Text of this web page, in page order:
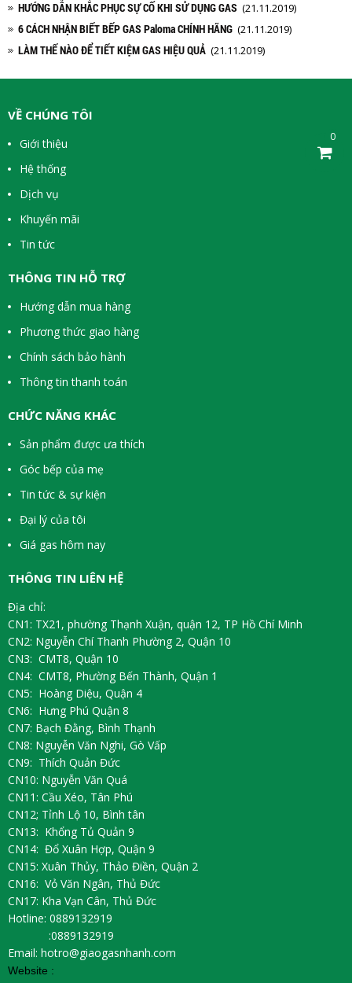
0
HƯỚNG DẪN KHẮC PHỤC SỰ CỐ KHI SỬ DỤNG GAS (21.11.2019)
6 CÁCH NHẬN BIẾT BẾP GAS Paloma CHÍNH HÃNG (21.11.2019)
LÀM THẾ NÀO ĐỂ TIẾT KIỆM GAS HIỆU QUẢ (21.11.2019)
VỀ CHÚNG TÔI
Giới thiệu
Hệ thống
Dịch vụ
Khuyến mãi
Tin tức
THÔNG TIN HỖ TRỢ
Hướng dẫn mua hàng
Phương thức giao hàng
Chính sách bảo hành
Thông tin thanh toán
CHỨC NĂNG KHÁC
Sản phẩm được ưa thích
Góc bếp của mẹ
Tin tức & sự kiện
Đại lý của tôi
Giá gas hôm nay
THÔNG TIN LIÊN HỆ
Địa chỉ:
CN1: TX21, phường Thạnh Xuận, quận 12, TP Hồ Chí Minh
CN2: Nguyễn Chí Thanh Phường 2, Quận 10
CN3: CMT8, Quận 10
CN4: CMT8, Phường Bến Thành, Quận 1
CN5: Hoàng Diệu, Quận 4
CN6: Hưng Phú Quận 8
CN7: Bạch Đằng, Bình Thạnh
CN8: Nguyễn Văn Nghi, Gò Vấp
CN9: Thích Quản Đức
CN10: Nguyễn Văn Quá
CN11: Cầu Xéo, Tân Phú
CN12; Tỉnh Lộ 10, Bình tân
CN13: Khổng Tủ Quản 9
CN14: Đổ Xuân Hợp, Quận 9
CN15: Xuân Thủy, Thảo Điền, Quận 2
CN16: Vỏ Văn Ngân, Thủ Đức
CN17: Kha Vạn Cân, Thủ Đức
Hotline: 0889132919
:0889132919
Email: hotro@giaogasnhanh.com
Website :